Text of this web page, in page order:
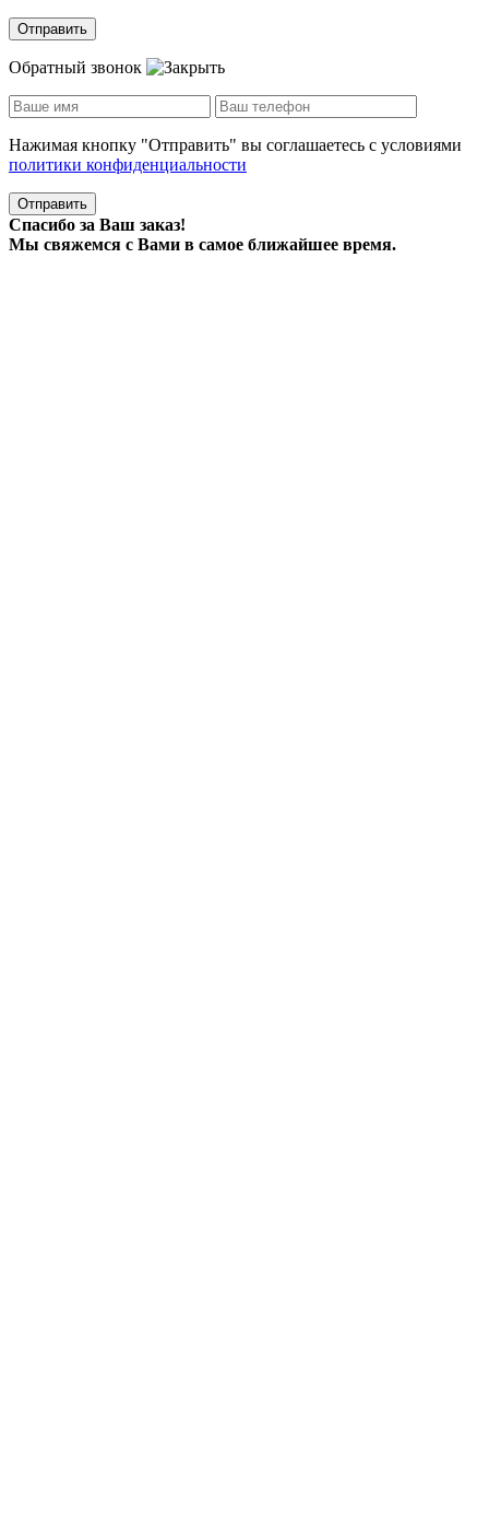
Отправить
Обратный звонок
Нажимая кнопку "Отправить" вы соглашаетесь с условиями
политики конфиденциальности
Отправить
Спасибо за Ваш заказ!
Мы свяжемся с Вами в самое ближайшее время.